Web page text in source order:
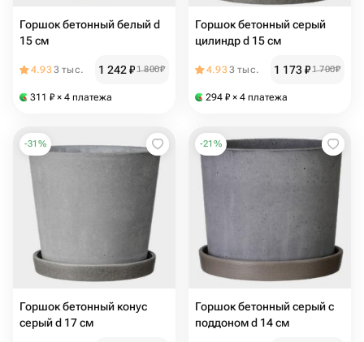
Горшок бетонный белый d
15 см
4.933 тыс. 1 242₽1 800₽
311 ₽ × 4 платежа
Горшок бетонный серый
цилиндр d 15 см
4.933 тыс. 1 173₽1 700₽
294 ₽ × 4 платежа
-31 %
Горшок бетонный конус
серый d 17 см
-21 %
Горшок бетонный серый с
поддоном d 14 см